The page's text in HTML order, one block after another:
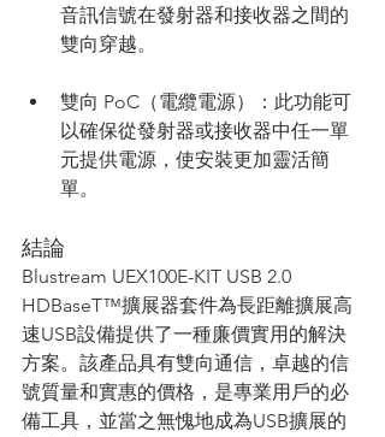
音訊信號在發射器和接收器之間的
雙向穿越。
雙向 PoC（電纜電源）：此功能可
以確保從發射器或接收器中任一單
元提供電源，使安裝更加靈活簡
單。
結論
Blustream UEX100E-KIT USB 2.0
HDBaseT™擴展器套件為長距離擴展高
速USB設備提供了一種廉價實用的解決
方案。該產品具有雙向通信，卓越的信
號質量和實惠的價格，是專業用戶的必
備工具，並當之無愧地成為USB擴展的